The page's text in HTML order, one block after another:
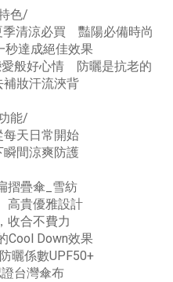
色/
季清涼必買 豔陽必備時尚
秒達成絕佳效果
愛般好心情 防曬是抗老的
妝汗流浹背
能/
每天日常開始
間涼爽防護
摺疊傘_雪紡
高貴優雅設計
收合不費力
Cool Down效果
曬係數UPF50+
台灣傘布